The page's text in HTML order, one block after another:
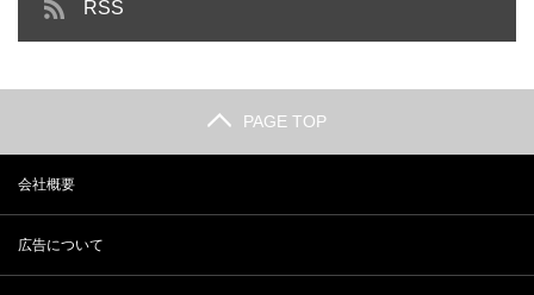
RSS
PAGE TOP
会社概要
広告について